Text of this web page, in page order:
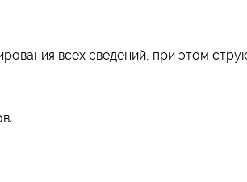
всех сведений, при этом